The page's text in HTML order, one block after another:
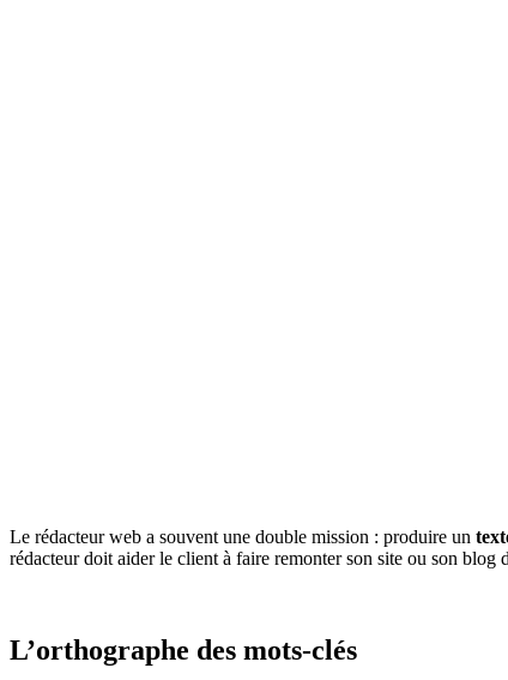
Le rédacteur web a souvent une double mission : produire un
rédacteur doit aider le client à faire remonter son site ou son blog
L’orthographe des mots-clés